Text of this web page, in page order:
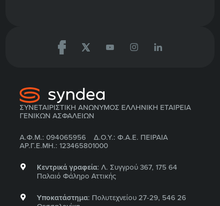
ΣΥΝΕΤΑΙΡΙΣΤΙΚΗ ΑΝΩΝΥΜΟΣ ΕΛΛΗΝΙΚΗ ΕΤΑΙΡΕΙΑ
ΓΕΝΙΚΩΝ ΑΣΦΑΛΕΙΩΝ
Α.Φ.Μ.: 094065956 Δ.Ο.Υ.: Φ.Α.Ε. ΠΕΙΡΑΙΑ
ΑΡ.Γ.Ε.ΜΗ.: 123465801000
Κεντρικά γραφεία: Λ. Συγγρού 367, 175 64
Παλαιό Φάληρο Αττικής
Υποκατάστημα: Πολυτεχνείου 27-29, 546 26